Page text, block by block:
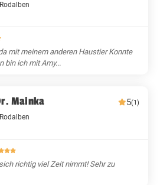
Rodalben
mit meinem anderen Haustier Konnte
bin ich mit Amy...
Mainka 5(1)
Rodalben
richtig viel Zeit nimmt! Sehr zu